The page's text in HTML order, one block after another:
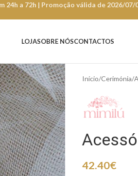
24h a 72h | Promoção válida de 2026/07/
LOJASOBRE NÓSCONTACTOS
Início Cerimónia
42.40€